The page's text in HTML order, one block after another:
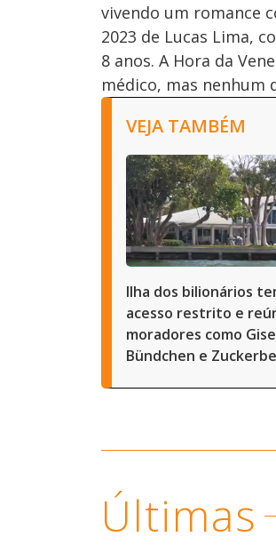
vivendo um romance
2023 de Lucas Lima,
8 anos. A Hora da
médico, mas nenhum
VEJA TAMBÉM
Ilha dos bilionários
acesso restrito e
moradores como
Bündchen e
Últimas